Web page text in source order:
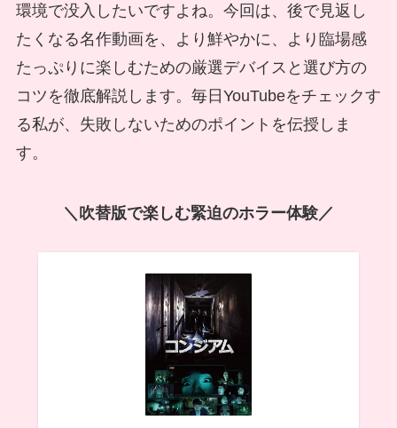
環境で没入したいですよね。今回は、後で見返し
たくなる名作動画を、より鮮やかに、より臨場感
たっぷりに楽しむための厳選デバイスと選び方の
コツを徹底解説します。毎日YouTubeをチェックす
る私が、失敗しないためのポイントを伝授しま
す。
＼吹替版で楽しむ緊迫のホラー体験／